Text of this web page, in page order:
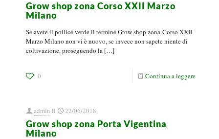
Grow shop zona Corso XXII Marzo
Milano
Se avete il pollice verde il termine Grow shop zona Corso XXII
Marzo Milano non vi è nuovo, se invece non sapete niente di
coltivazione, proseguendo la […]
0 Continua a leggere
admin il 22/06/2018
Grow shop zona Porta Vigentina
Milano